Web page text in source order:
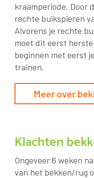
kraamperiode. Door
rechte buikspieren
Alvorens je rechte
moet dit eerst
beginnen met eerst
trainen.
Meer over
Klachten
Ongeveer 6 weken
van het bekken/rug